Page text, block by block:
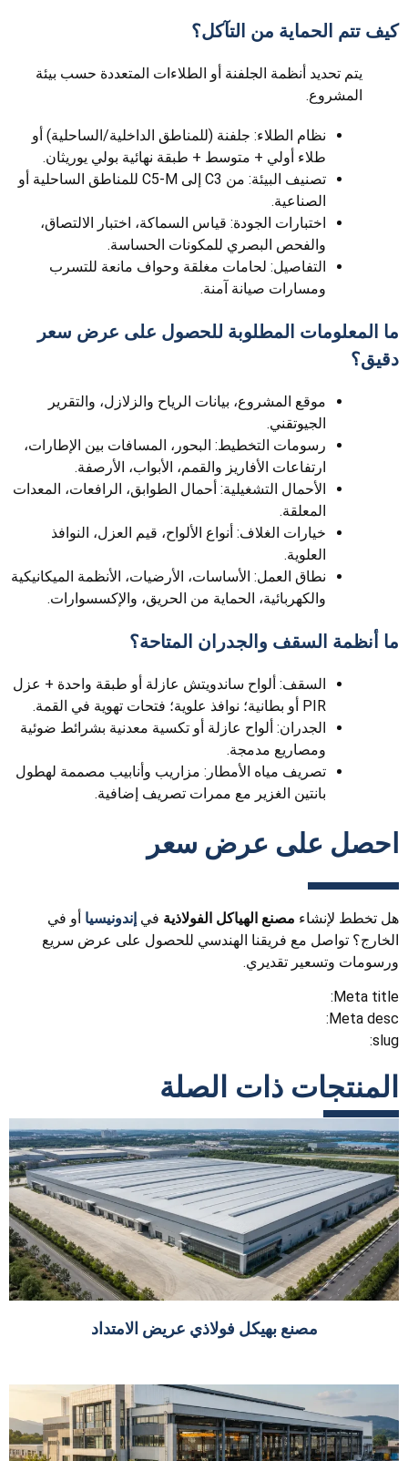
كيف تتم الحماية من التآكل؟
يتم تحديد أنظمة الجلفنة أو الطلاءات المتعددة حسب بيئة
المشروع.
نظام الطلاء: جلفنة (للمناطق الداخلية/الساحلية) أو
طلاء أولي + متوسط + طبقة نهائية بولي يوريثان.
تصنيف البيئة: من C3 إلى C5-M للمناطق الساحلية أو
الصناعية.
اختبارات الجودة: قياس السماكة، اختبار الالتصاق،
والفحص البصري للمكونات الحساسة.
التفاصيل: لحامات مغلقة وحواف مانعة للتسرب
ومسارات صيانة آمنة.
ما المعلومات المطلوبة للحصول على عرض سعر
دقيق؟
موقع المشروع، بيانات الرياح والزلازل، والتقرير
الجيوتقني.
رسومات التخطيط: البحور، المسافات بين الإطارات،
ارتفاعات الأفاريز والقمم، الأبواب، الأرصفة.
الأحمال التشغيلية: أحمال الطوابق، الرافعات، المعدات
المعلقة.
خيارات الغلاف: أنواع الألواح، قيم العزل، النوافذ
العلوية.
نطاق العمل: الأساسات، الأرضيات، الأنظمة الميكانيكية
والكهربائية، الحماية من الحريق، والإكسسوارات.
ما أنظمة السقف والجدران المتاحة؟
السقف: ألواح ساندويتش عازلة أو طبقة واحدة + عزل
PIR أو بطانية؛ نوافذ علوية؛ فتحات تهوية في القمة.
الجدران: ألواح عازلة أو تكسية معدنية بشرائط ضوئية
ومصاريع مدمجة.
تصريف مياه الأمطار: مزاريب وأنابيب مصممة لهطول
بانتين الغزير مع ممرات تصريف إضافية.
احصل على عرض سعر
هل تخطط لإنشاء مصنع الهياكل الفولاذية في إندونيسيا أو في
الخارج؟ تواصل مع فريقنا الهندسي للحصول على عرض سريع
ورسومات وتسعير تقديري.
Meta title:
Meta desc:
slug:
المنتجات ذات الصلة
مصنع بهيكل فولاذي عريض الامتداد